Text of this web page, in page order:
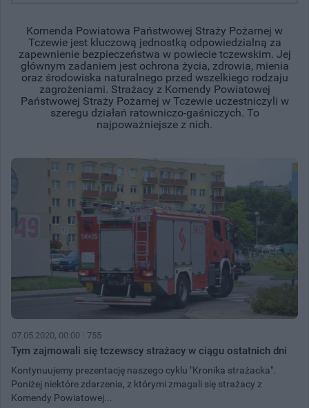
Komenda Powiatowa Państwowej Straży Pożarnej w
Tczewie jest kluczową jednostką odpowiedzialną za
zapewnienie bezpieczeństwa w powiecie tczewskim. Jej
głównym zadaniem jest ochrona życia, zdrowia, mienia
oraz środowiska naturalnego przed wszelkiego rodzaju
zagrożeniami. Strażacy z Komendy Powiatowej
Państwowej Straży Pożarnej w Tczewie uczestniczyli w
szeregu działań ratowniczo-gaśniczych. To
najpoważniejsze z nich.
07.05.2020, 00:00 755
Tym zajmowali się tczewscy strażacy w ciągu ostatnich dni
Kontynuujemy prezentację naszego cyklu "Kronika strażacka".
Poniżej niektóre zdarzenia, z którymi zmagali się strażacy z
Komendy Powiatowej...